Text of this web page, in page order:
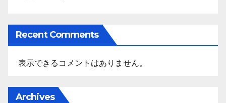
Recent Comments
表示できるコメントはありません。
Archives